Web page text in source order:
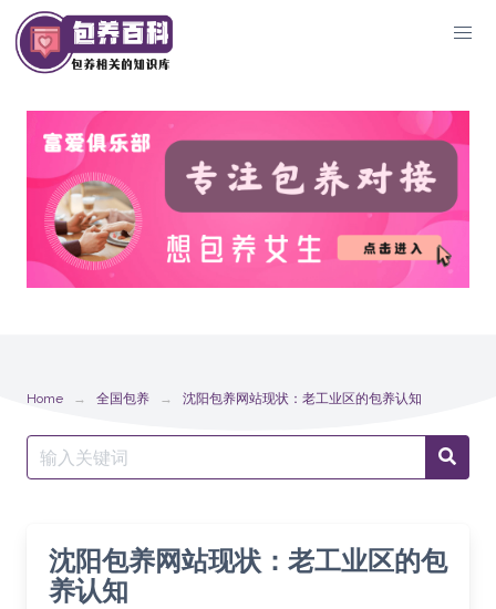
Skip
to
content
Home 全国包养 沈阳包养网站现状：老工业区的包养认知
Search
for:
沈阳包养网站现状：老工业区的包
养认知